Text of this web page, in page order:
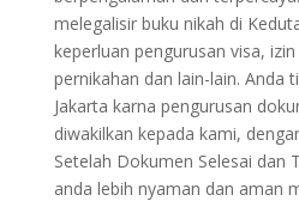
melegalisir buku nikah di
keperluan pengurusan visa,
pernikahan dan lain-lain. Anda
Jakarta karna pengurusan
diwakilkan kepada kami,
Setelah Dokumen Selesai dan
anda lebih nyaman dan aman